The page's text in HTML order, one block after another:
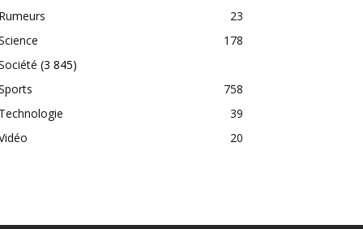
Rumeurs
23
178
(3 845)
758
Technologie
39
20